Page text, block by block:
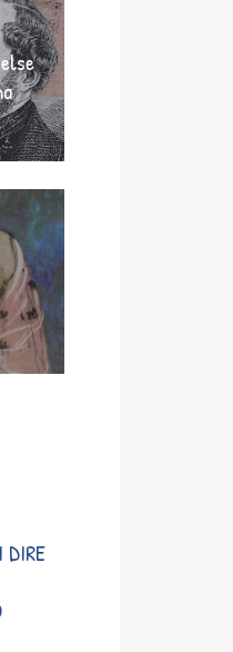
DIRE